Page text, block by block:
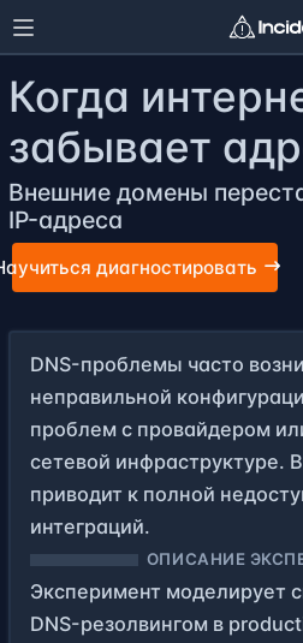
Когда
забывает
Внешние домены
IP-адреса
диагностировать
DNS-проблемы часто
неправильной
проблем с провайдером
сетевой инфраструктуре.
приводит к полной
интеграций.
ОПИСАНИЕ
Эксперимент моделирует
DNS-резолвингом в